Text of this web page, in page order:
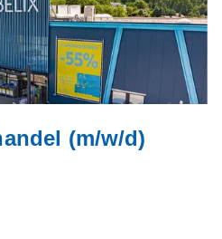
(m/w/d)